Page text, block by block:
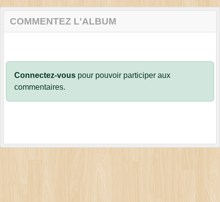
COMMENTEZ L'ALBUM
Connectez-vous pour pouvoir participer aux
commentaires.